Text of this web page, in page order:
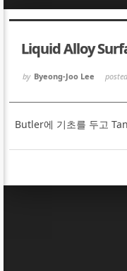
Liquid Alloy
by Byeong-Joo Lee
Butler에 기초를 두고